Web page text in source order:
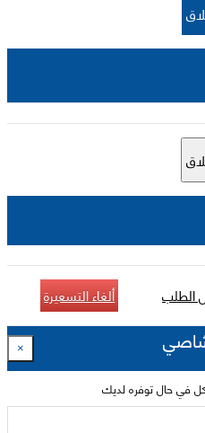
الطلب ألغاء التسعيرة
×
في حال توفره لديك